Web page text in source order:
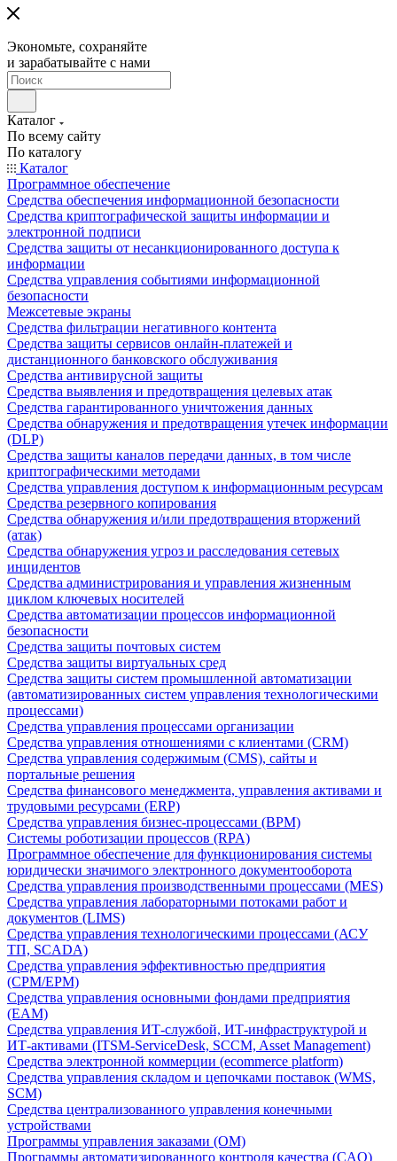
Экономьте, сохраняйте
и зарабатывайте с нами
Каталог
По всему сайту
По каталогу
Каталог
Программное обеспечение
Средства обеспечения информационной безопасности
Средства криптографической защиты информации и
электронной подписи
Средства защиты от несанкционированного доступа к
информации
Средства управления событиями информационной
безопасности
Межсетевые экраны
Средства фильтрации негативного контента
Средства защиты сервисов онлайн-платежей и
дистанционного банковского обслуживания
Средства антивирусной защиты
Средства выявления и предотвращения целевых атак
Средства гарантированного уничтожения данных
Средства обнаружения и предотвращения утечек информации
(DLP)
Средства защиты каналов передачи данных, в том числе
криптографическими методами
Средства управления доступом к информационным ресурсам
Средства резервного копирования
Средства обнаружения и/или предотвращения вторжений
(атак)
Средства обнаружения угроз и расследования сетевых
инцидентов
Средства администрирования и управления жизненным
циклом ключевых носителей
Средства автоматизации процессов информационной
безопасности
Средства защиты почтовых систем
Средства защиты виртуальных сред
Средства защиты систем промышленной автоматизации
(автоматизированных систем управления технологическими
процессами)
Средства управления процессами организации
Средства управления отношениями с клиентами (CRM)
Средства управления содержимым (CMS), сайты и
портальные решения
Средства финансового менеджмента, управления активами и
трудовыми ресурсами (ERP)
Средства управления бизнес-процессами (BPM)
Системы роботизации процессов (RPA)
Программное обеспечение для функционирования системы
юридически значимого электронного документооборота
Средства управления производственными процессами (MES)
Средства управления лабораторными потоками работ и
документов (LIMS)
Средства управления технологическими процессами (АСУ
ТП, SCADA)
Средства управления эффективностью предприятия
(CPM/EPM)
Средства управления основными фондами предприятия
(EAM)
Средства управления ИТ-службой, ИТ-инфраструктурой и
ИТ-активами (ITSM-ServiceDesk, SCCM, Asset Management)
Средства электронной коммерции (ecommerce platform)
Средства управления складом и цепочками поставок (WMS,
SCM)
Средства централизованного управления конечными
устройствами
Программы управления заказами (OM)
Программы автоматизированного контроля качества (CAQ)